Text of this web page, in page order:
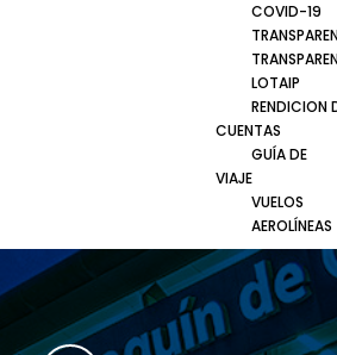
COVID-19
LOTAIP
RENDICION
CUENTAS
GUÍA DE
VIAJE
VUELOS
AEROLÍNEAS